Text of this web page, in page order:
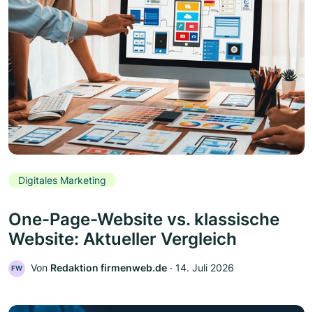
Digitales Marketing
One-Page-Website vs. klassische
Website: Aktueller Vergleich
FW Von Redaktion firmenweb.de ‧ 14. Juli 2026